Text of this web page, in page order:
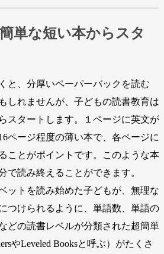
単な短い本からスタ
と、分厚いペーパーバックを読む
しれませんが、子どもの読書教育は
スタートします。１ページに英文が
ページ程度の薄い本で、各ページに
ことがポイントです。このような本
で読み終えることができます。
ットを読み始めた子どもが、無理な
つけられるように、単語数、単語の
どの読書レベルが分類された超簡単
やLeveled Booksと呼ぶ）がたくさ